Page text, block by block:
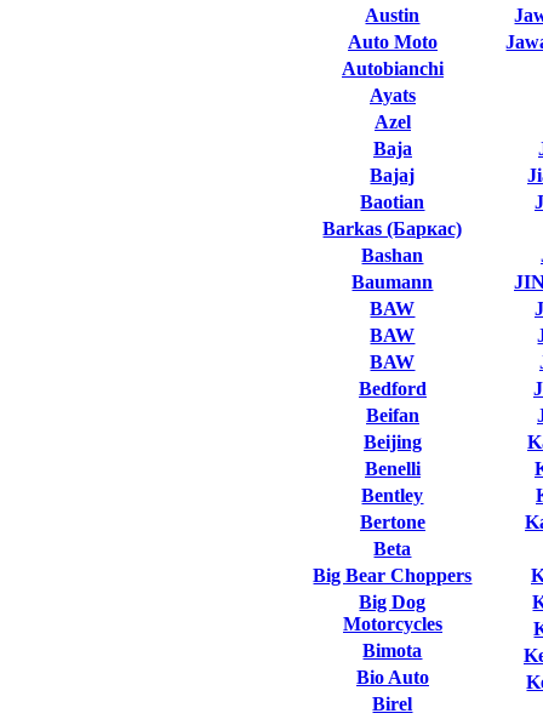
Austin
Auto Moto
Autobianchi
Ayats
Azel
Baja
Bajaj
Baotian
Barkas (Баркас)
Bashan
Baumann
BAW
BAW
BAW
Bedford
Beifan
Beijing
Benelli
Bentley
Bertone
Beta
Big Bear Choppers
Big Dog
Motorcycles
Bimota
Bio Auto
Birel